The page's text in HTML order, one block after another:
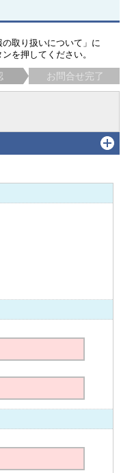
取り扱いについて」に
を押してください。
お問合せ完了